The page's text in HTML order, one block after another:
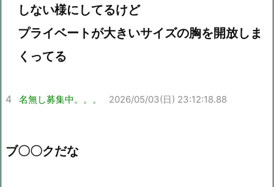
しない様にしてるけど
プライベートが大きいサイズの胸を開放しま
くってる
4 名無し募集中。。。 2026/05/03(日) 23:12:18.88
ブ〇〇クだな